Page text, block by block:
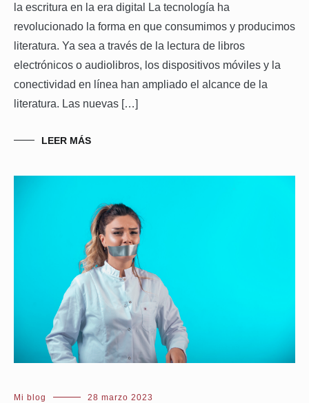
la escritura en la era digital La tecnología ha
revolucionado la forma en que consumimos y producimos
literatura. Ya sea a través de la lectura de libros
electrónicos o audiolibros, los dispositivos móviles y la
conectividad en línea han ampliado el alcance de la
literatura. Las nuevas […]
LEER MÁS
Mi blog 28 marzo 2023